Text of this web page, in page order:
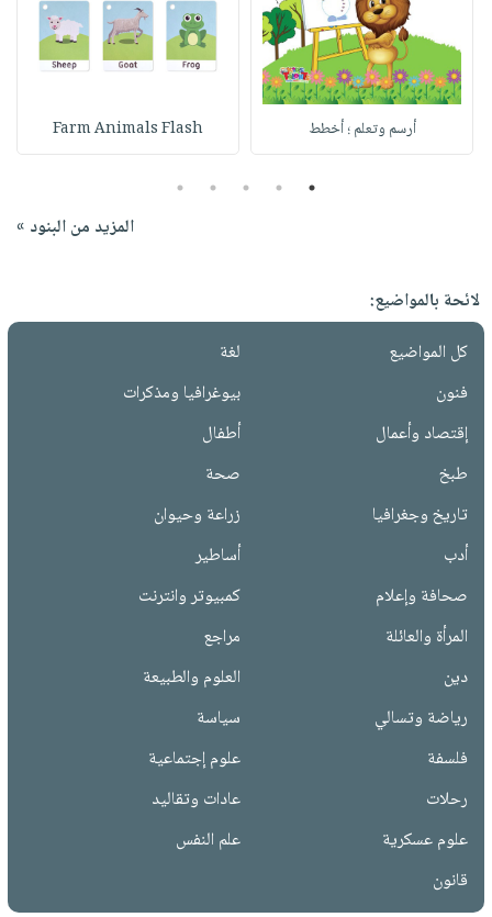
أرسم وتعلم ؛ أخطط Farm Animals Flash
1
2
3
4
5
المزيد من البنود »
لائحة بالمواضيع:
كل المواضيع
لغة
فنون
بيوغرافيا ومذكرات
إقتصاد وأعمال
أطفال
طبخ
صحة
تاريخ وجغرافيا
زراعة وحيوان
أدب
أساطير
صحافة وإعلام
كمبيوتر وانترنت
المرأة والعائلة
مراجع
دين
العلوم والطبيعة
رياضة وتسالي
سياسة
فلسفة
علوم إجتماعية
رحلات
عادات وتقاليد
علوم عسكرية
علم النفس
قانون